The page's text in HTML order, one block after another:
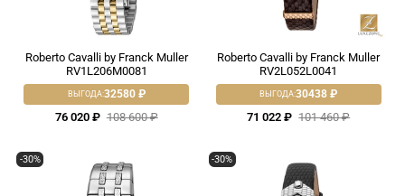
Roberto Cavalli by Franck Muller
RV1L206M0081
76 020 ₽ 108 600 ₽
ВЫГОДА:32580 ₽
Roberto Cavalli by Franck Muller
RV2L052L0041
71 022 ₽ 101 460 ₽
ВЫГОДА:30438 ₽
-30% -30%